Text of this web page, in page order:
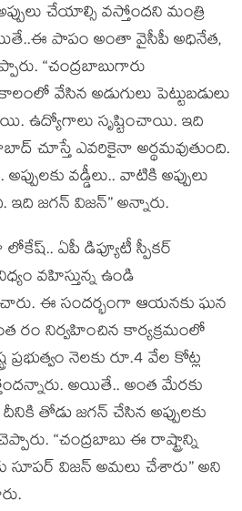
చేయాల్సి వ‌స్తోంద‌ని మంత్రి
పాపం అంతా వైసీపీ అధినేత‌,
“చంద్ర‌బాబుగారు
వేసిన అడుగులు పెట్టుబ‌డులు
ఉద్యోగాలు సృష్టించాయి. ఇది
చూస్తే ఎవ‌రికైనా అర్థ‌మ‌వుతుంది.
వ‌డ్డీలు.. వాటికి అప్పులు
ఇది జ‌గ‌న్ విజ‌న్‌” అన్నారు.
ఏపీ డిప్యూటీ స్పీక‌ర్
వ‌హిస్తున్న ఉండి
ఈ సంద‌ర్భంగా ఆయ‌న‌కు ఘ‌న
రం నిర్వ‌హించిన కార్య‌క్ర‌మంలో
నెల‌కు రూ.4 వేల కోట్ల
అయితే.. అంత మేర‌కు
తోడు జ‌గ‌న్ చేసిన అప్పుల‌కు
“చంద్ర‌బాబు ఈ రాష్ట్రాన్ని
సూప‌ర్ విజ‌న్ అమ‌లు చేశారు” అని